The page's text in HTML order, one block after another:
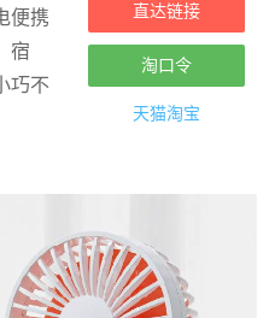
直达链接
淘口令
天猫淘宝
便携
宿
巧不